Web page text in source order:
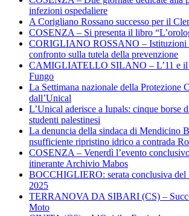
infezioni ospedaliere
A Corigliano Rossano successo per il
COSENZA – Si presenta il libro
CORIGLIANO ROSSANO – Istituzioni
confronto sulla tutela della prevenzione
CAMIGLIATELLO SILANO – L’11 e il
Fungo
La Settimana nazionale della Protezione
dall’Unical
L’Unical aderisce a Iupals: cinque borse
studenti palestinesi
La denuncia della sindaca di Mendicino
nsufficiente ripristino idrico a contrada
COSENZA – Venerdì l’evento
itinerante Archivio Mabos
BOCCHIGLIERO: serata conclusiva del
2025
TERRANOVA DA SIBARI (CS) –
Moto